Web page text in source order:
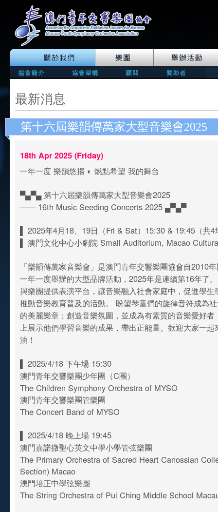
最新消息
第十六屆樂韻傳萬家大型音樂會2025
18th Apr 2025 (Friday)
一年一度 樂韻悠揚 ◐ 燃點希望 我的舞台
▀▄▀▄ 第十六屆樂韻傳萬家大型音樂會2025
—— 16th Music Seeding Concerts 2025 ▄▀▄▀
▌ 2025年4月18、19日（Fri & Sat）15:30 & 19:45（共4
▌ 澳門文化中心小劇院 Small Auditorium, Macao
「樂韻傳萬家音樂會」是澳門青年交響樂團協會自2010
一年一度舉辦的大型品牌活動，2025年是連續第16年了
與樂團提供表演平台，讓音樂融入社會家庭中，促進學生
推動音樂教育普及的活動。 盼望琴童們的旋律音符成為
的美麗樂章；創造音樂氛圍，並成為有素質的音樂愛好
上展示他們學習音樂的成果，帶出正能量。歡迎大家一起
油！
▌ 2025/4/18 下午場 15:30
澳門青年交響樂團少年團（C團）
The Children Symphony Orchestra of MYSO
澳門青年交響樂團管樂團
The Concert Band of MYSO
▌ 2025/4/18 晚上場 19:45
澳門嘉諾撒聖心英文中學小學管弦樂團
The Primary Orchestra of Sacred Heart Canossian
Section) Macao
澳門培正中學弦樂團
The String Orchestra of Pui Ching Middle School